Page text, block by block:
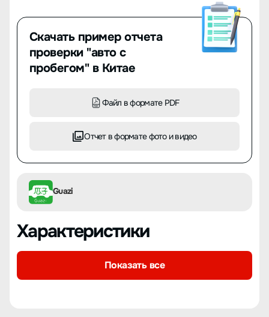
Скачать пример отчета
проверки "авто с
пробегом" в Китае
Файл в формате PDF
Отчет в формате фото и видео
Guazi
Характеристики
Показать все